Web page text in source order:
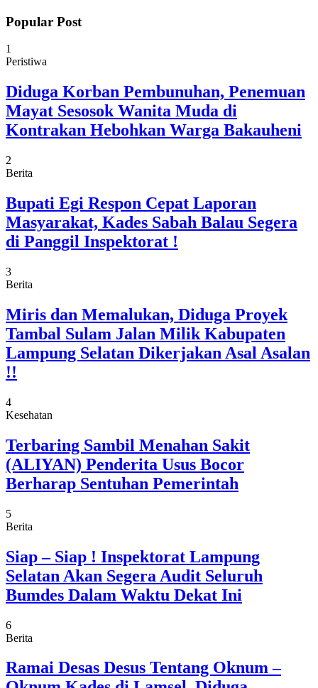
Popular Post
1
Peristiwa
Diduga Korban Pembunuhan, Penemuan
Mayat Sesosok Wanita Muda di
Kontrakan Hebohkan Warga Bakauheni
2
Berita
Bupati Egi Respon Cepat Laporan
Masyarakat, Kades Sabah Balau Segera
di Panggil Inspektorat !
3
Berita
Miris dan Memalukan, Diduga Proyek
Tambal Sulam Jalan Milik Kabupaten
Lampung Selatan Dikerjakan Asal Asalan
!!
4
Kesehatan
Terbaring Sambil Menahan Sakit
(ALIYAN) Penderita Usus Bocor
Berharap Sentuhan Pemerintah
5
Berita
Siap – Siap ! Inspektorat Lampung
Selatan Akan Segera Audit Seluruh
Bumdes Dalam Waktu Dekat Ini
6
Berita
Ramai Desas Desus Tentang Oknum –